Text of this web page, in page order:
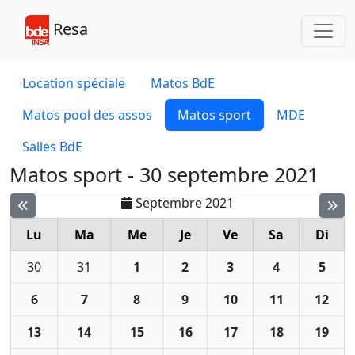
Resa
Location spéciale
Matos BdE
Matos pool des assos
Matos sport
MDE
Salles BdE
Matos sport - 30 septembre 2021
Septembre 2021
Lu
Ma Me Je Ve Sa
Di
30
31 1 2 3 4
5
6
7 8 9 10 11
12
13
14 15 16 17 18
19